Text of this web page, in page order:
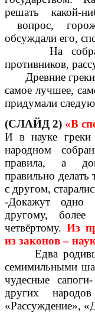
решать какой-
вопрос,
обсуждали его,
На
противников,
Древние греки
самое лучшее,
придумали
(СЛАЙД 2) «В
И в науке греки
народном
правила, а
правильно
с другом,
-Докажут одно
другому,
четвёртому. Из
из законов –
Едва
семимильными
чудесные
других
«Рассуждение»,